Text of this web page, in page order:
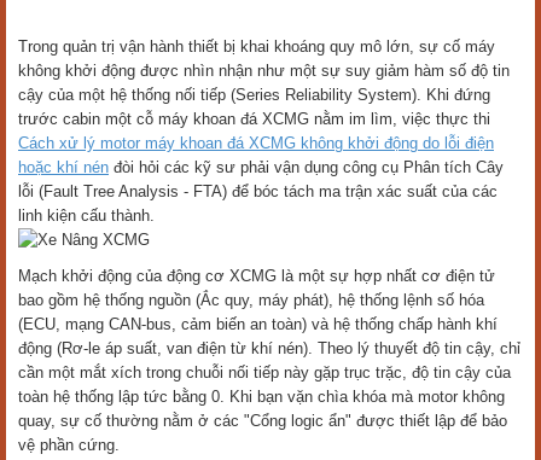
Trong quản trị vận hành thiết bị khai khoáng quy mô lớn, sự cố máy
không khởi động được nhìn nhận như một sự suy giảm hàm số độ tin
cậy của một hệ thống nối tiếp (Series Reliability System). Khi đứng
trước cabin một cỗ máy khoan đá XCMG nằm im lìm, việc thực thi
Cách xử lý motor máy khoan đá XCMG không khởi động do lỗi điện
hoặc khí nén đòi hỏi các kỹ sư phải vận dụng công cụ Phân tích Cây
lỗi (Fault Tree Analysis - FTA) để bóc tách ma trận xác suất của các
linh kiện cấu thành.
Mạch khởi động của động cơ XCMG là một sự hợp nhất cơ điện tử
bao gồm hệ thống nguồn (Ắc quy, máy phát), hệ thống lệnh số hóa
(ECU, mạng CAN-bus, cảm biến an toàn) và hệ thống chấp hành khí
động (Rơ-le áp suất, van điện từ khí nén). Theo lý thuyết độ tin cậy, chỉ
cần một mắt xích trong chuỗi nối tiếp này gặp trục trặc, độ tin cậy của
toàn hệ thống lập tức bằng 0. Khi bạn vặn chìa khóa mà motor không
quay, sự cố thường nằm ở các "Cổng logic ẩn" được thiết lập để bảo
vệ phần cứng.